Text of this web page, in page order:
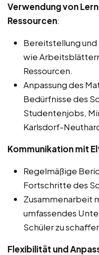
Verwendung von
Ressourcen:
Bereitstellung
wie
Ressourcen.
Anpassung des
Bedürfnisse des
Studentenjobs,
Karlsdorf-
Kommunikation mit
Regelmäßige
Fortschritte des
Zusammenarbeit
umfassendes
Schüler zu
Flexibilität und